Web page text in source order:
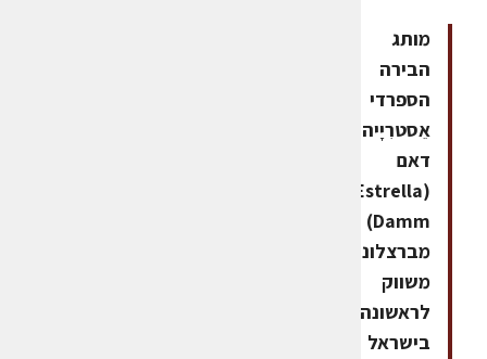
מותג
הבירה
הספרדי
אֵסטרִיָיה
דאם
(Estrella
Damm)
מברצלונה,
משווק
לראשונה
בישראל